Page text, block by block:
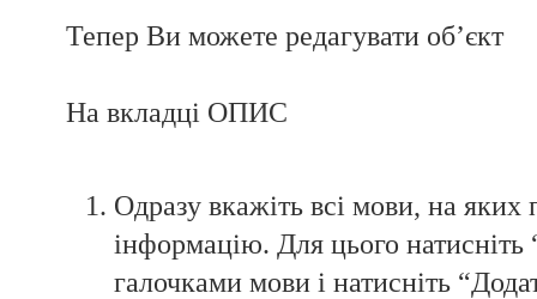
Тепер Ви можете редагувати об’єкт
На вкладці ОПИС
Одразу вкажіть всі мови, на яких
інформацію. Для цього натисніть
галочками мови і натисніть